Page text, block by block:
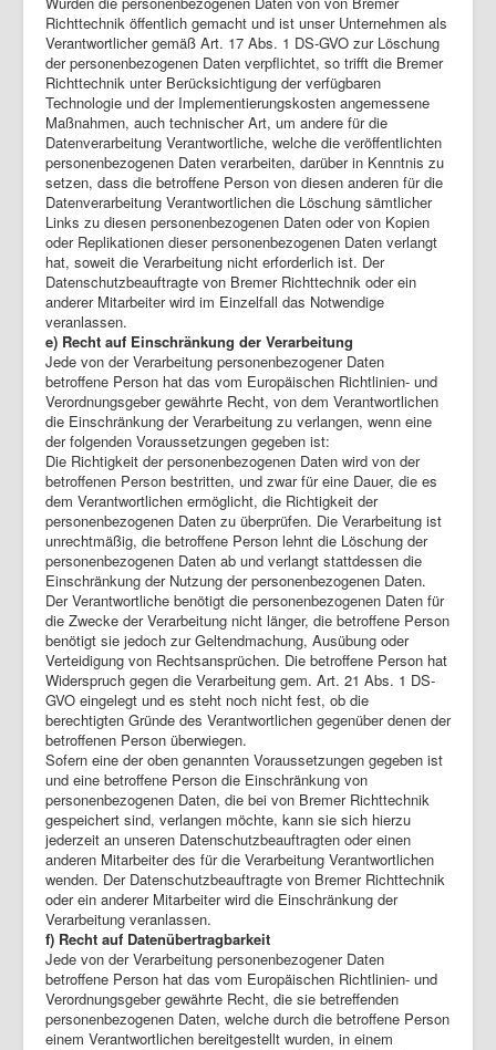
Richttechnik öffentlich gemacht und ist unser Unternehmen als
Verantwortlicher gemäß Art. 17 Abs. 1 DS-GVO zur Löschung
der personenbezogenen Daten verpflichtet, so trifft die Bremer
Richttechnik unter Berücksichtigung der verfügbaren
Technologie und der Implementierungskosten angemessene
Maßnahmen, auch technischer Art, um andere für die
Datenverarbeitung Verantwortliche, welche die veröffentlichten
personenbezogenen Daten verarbeiten, darüber in Kenntnis zu
setzen, dass die betroffene Person von diesen anderen für die
Datenverarbeitung Verantwortlichen die Löschung sämtlicher
Links zu diesen personenbezogenen Daten oder von Kopien
oder Replikationen dieser personenbezogenen Daten verlangt
hat, soweit die Verarbeitung nicht erforderlich ist. Der
Datenschutzbeauftragte von Bremer Richttechnik oder ein
anderer Mitarbeiter wird im Einzelfall das Notwendige
veranlassen.
e) Recht auf Einschränkung der Verarbeitung
Jede von der Verarbeitung personenbezogener Daten
betroffene Person hat das vom Europäischen Richtlinien- und
Verordnungsgeber gewährte Recht, von dem Verantwortlichen
die Einschränkung der Verarbeitung zu verlangen, wenn eine
der folgenden Voraussetzungen gegeben ist:
Die Richtigkeit der personenbezogenen Daten wird von der
betroffenen Person bestritten, und zwar für eine Dauer, die es
dem Verantwortlichen ermöglicht, die Richtigkeit der
personenbezogenen Daten zu überprüfen. Die Verarbeitung ist
unrechtmäßig, die betroffene Person lehnt die Löschung der
personenbezogenen Daten ab und verlangt stattdessen die
Einschränkung der Nutzung der personenbezogenen Daten.
Der Verantwortliche benötigt die personenbezogenen Daten für
die Zwecke der Verarbeitung nicht länger, die betroffene Person
benötigt sie jedoch zur Geltendmachung, Ausübung oder
Verteidigung von Rechtsansprüchen. Die betroffene Person hat
Widerspruch gegen die Verarbeitung gem. Art. 21 Abs. 1 DS-
GVO eingelegt und es steht noch nicht fest, ob die
berechtigten Gründe des Verantwortlichen gegenüber denen der
betroffenen Person überwiegen.
Sofern eine der oben genannten Voraussetzungen gegeben ist
und eine betroffene Person die Einschränkung von
personenbezogenen Daten, die bei von Bremer Richttechnik
gespeichert sind, verlangen möchte, kann sie sich hierzu
jederzeit an unseren Datenschutzbeauftragten oder einen
anderen Mitarbeiter des für die Verarbeitung Verantwortlichen
wenden. Der Datenschutzbeauftragte von Bremer Richttechnik
oder ein anderer Mitarbeiter wird die Einschränkung der
Verarbeitung veranlassen.
f) Recht auf Datenübertragbarkeit
Jede von der Verarbeitung personenbezogener Daten
betroffene Person hat das vom Europäischen Richtlinien- und
Verordnungsgeber gewährte Recht, die sie betreffenden
personenbezogenen Daten, welche durch die betroffene Person
einem Verantwortlichen bereitgestellt wurden, in einem